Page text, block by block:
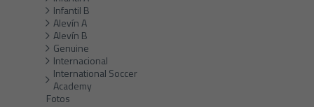
Infantil B
Alevín A
Alevín B
Genuine
Internacional
International Soccer
Academy
Fotos